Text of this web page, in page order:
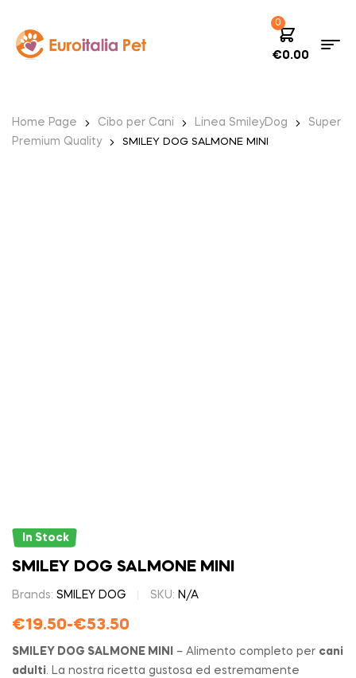
0
€0.00
Home Page Cibo per Cani Linea SmileyDog
Super
Premium Quality
SMILEY DOG SALMONE MINI
In Stock
SMILEY DOG SALMONE MINI
Brands: SMILEY DOG SKU: N/A
€19.50-€53.50
SMILEY DOG SALMONE MINI – Alimento completo per cani
adulti . La nostra ricetta gustosa ed estremamente